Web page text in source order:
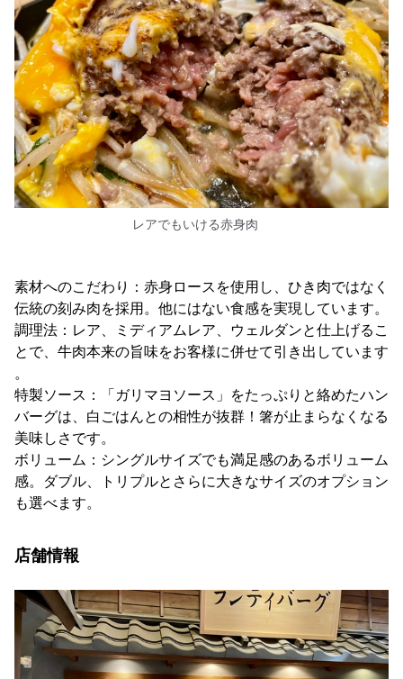
レアでもいける赤身肉
素材へのこだわり：赤身ロースを使用し、ひき肉ではなく
伝統の刻み肉を採用。他にはない食感を実現しています。
調理法：レア、ミディアムレア、ウェルダンと仕上げるこ
とで、牛肉本来の旨味をお客様に併せて引き出しています
。
特製ソース：「ガリマヨソース」をたっぷりと絡めたハン
バーグは、白ごはんとの相性が抜群！箸が止まらなくなる
美味しさです。
ボリューム：シングルサイズでも満足感のあるボリューム
感。ダブル、トリプルとさらに大きなサイズのオプション
も選べます。
店舗情報